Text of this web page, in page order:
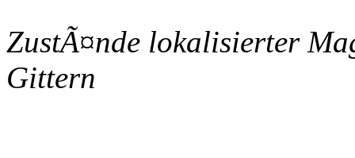
ZustÃ¤nde lokalisierter
Gittern